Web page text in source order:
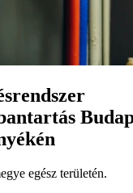
egész területén.